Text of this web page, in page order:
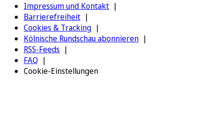
Impressum und Kontakt
Barrierefreiheit
Cookies & Tracking
Kölnische Rundschau abonnieren
RSS-Feeds
FAQ
Cookie-Einstellungen